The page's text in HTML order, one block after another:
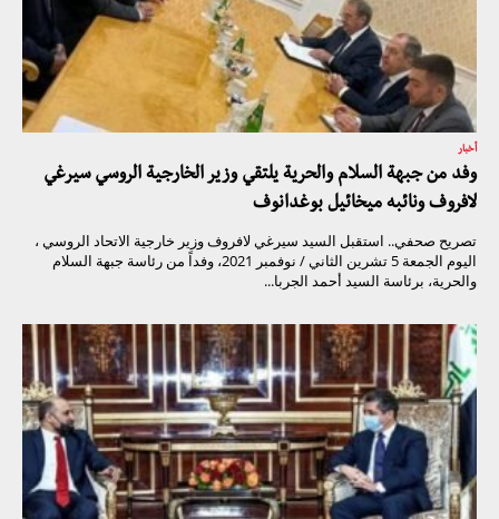
أخبار
وفد من جبهة السلام والحرية يلتقي وزير الخارجية الروسي سيرغي
لافروف ونائبه ميخائيل بوغدانوف
تصريح صحفي.. استقبل السيد سيرغي لافروف وزير خارجية الاتحاد الروسي ،
اليوم الجمعة 5 تشرين الثاني / نوفمبر 2021، وفداً من رئاسة جبهة السلام
والحرية، برئاسة السيد أحمد الجربا...